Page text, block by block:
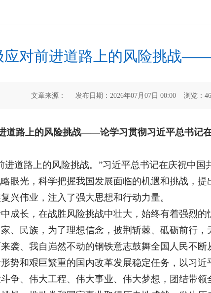
应对前进道路上的风险挑战
文章来源： 发布日期：2026年07月07日 00:00 浏览： 46
道路上的风险挑战——论学习贯彻习近平总书记
道路上的风险挑战。”习近平总书记在庆祝中
眼光，科学把握我国发展面临的机遇和挑战，
兴伟业，注入了强大思想和行动力量。
成长，在战胜风险挑战中壮大，始终有着强烈
、民族，为了理想信念，披荆斩棘、砥砺前行
袭、我自岿然不动的钢铁意志鼓舞全国人民不断
势和艰巨繁重的国内改革发展稳定任务，以习
争、伟大工程、伟大事业、伟大梦想，团结带